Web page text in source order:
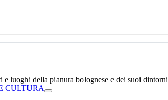
CULTURA
e luoghi della pianura bolognese e dei suoi dintorni